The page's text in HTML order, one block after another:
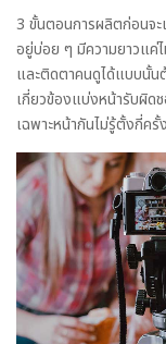
3 ขั้นตอนการผลิตก่อนจะ
อยู่บ่อย ๆ มีความยาวแค่
และติดตาคนดูได้แบบนั้น
เกี่ยวข้องแบ่งหน้ารับผิด
เฉพาะหน้ากันไม่รู้ตั้งกี่ค